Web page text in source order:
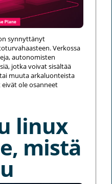
synnyttänyt
Verkossa
autonomisten
jotka voivat sisältää
muuta arkaluonteista
ole osanneet
linux
mistä